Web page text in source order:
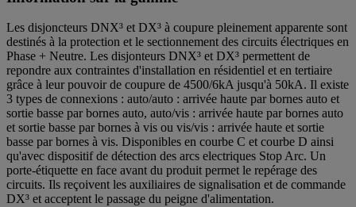
Les disjoncteurs DNX³ et DX³ à coupure pleinement apparente sont
destinés à la protection et le sectionnement des circuits électriques en
Phase + Neutre. Les disjonteurs DNX³ et DX³ permettent de
repondre aux contraintes d'installation en résidentiel et en tertiaire
grâce à leur pouvoir de coupure de 4500/6kA jusqu'à 50kA. Il existe
3 types de connexions : auto/auto : arrivée haute par bornes auto et
sortie basse par bornes auto, auto/vis : arrivée haute par bornes auto
et sortie basse par bornes à vis ou vis/vis : arrivée haute et sortie
basse par bornes à vis. Disponibles en courbe C et courbe D ainsi
qu'avec dispositif de détection des arcs electriques Stop Arc. Un
porte-étiquette en face avant du produit permet le repérage des
circuits. Ils reçoivent les auxiliaires de signalisation et de commande
DX³ et acceptent le passage du peigne d'alimentation.